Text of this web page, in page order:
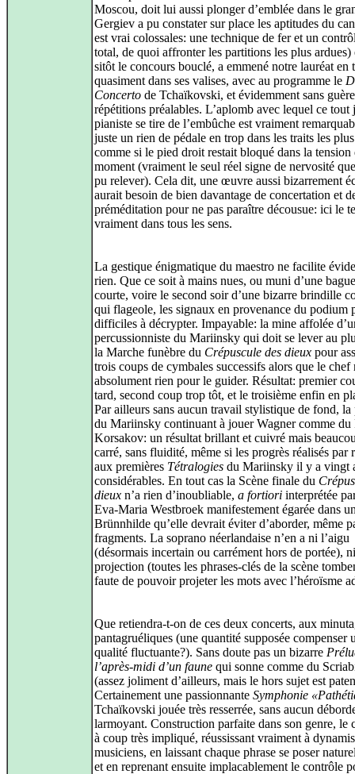
Moscou, doit lui aussi plonger d’emblée dans le
Gergiev a pu constater sur place les aptitudes du
est vrai colossales: une technique de fer et un
total, de quoi affronter les partitions les plus ardues)
sitôt le concours bouclé, a emmené notre lauréat en
quasiment dans ses valises, avec au programme le
Concerto de Tchaïkovski, et évidemment sans
répétitions préalables. L’aplomb avec lequel ce tout
pianiste se tire de l’embûche est vraiment
juste un rien de pédale en trop dans les traits les
comme si le pied droit restait bloqué dans la tension
moment (vraiment le seul réel signe de nervosité
pu relever). Cela dit, une œuvre aussi bizarrement
aurait besoin de bien davantage de concertation et
préméditation pour ne pas paraître décousue: ici le
vraiment dans tous les sens.
La gestique énigmatique du maestro ne facilite
rien. Que ce soit à mains nues, ou muni d’une
courte, voire le second soir d’une bizarre brindille
qui flageole, les signaux en provenance du podium
difficiles à décrypter. Impayable: la mine affolée
percussionniste du Mariinsky qui doit se lever au
la Marche funèbre du Crépuscule des dieux pour
trois coups de cymbales successifs alors que le chef
absolument rien pour le guider. Résultat: premier
tard, second coup trop tôt, et le troisième enfin en
Par ailleurs sans aucun travail stylistique de fond, la
du Mariinsky continuant à jouer Wagner comme
Korsakov: un résultat brillant et cuivré mais
carré, sans fluidité, même si les progrès réalisés par
aux premières Tétralogies du Mariinsky il y a vingt
considérables. En tout cas la Scène finale du
dieux n’a rien d’inoubliable, a fortiori interprétée
Eva-Maria Westbroek manifestement égarée dans
Brünnhilde qu’elle devrait éviter d’aborder, même
fragments. La soprano néerlandaise n’en a ni l’aigu
(désormais incertain ou carrément hors de portée),
projection (toutes les phrases-clés de la scène
faute de pouvoir projeter les mots avec l’héroïsme
Que retiendra-t-on de ces deux concerts, aux
pantagruéliques (une quantité supposée compenser
qualité fluctuante?). Sans doute pas un bizarre
l’après-midi d’un faune qui sonne comme du
(assez joliment d’ailleurs, mais le hors sujet est
Certainement une passionnante Symphonie
Tchaïkovski jouée très resserrée, sans aucun
larmoyant. Construction parfaite dans son genre, le
à coup très impliqué, réussissant vraiment à
musiciens, en laissant chaque phrase se poser
et en reprenant ensuite implacablement le contrôle